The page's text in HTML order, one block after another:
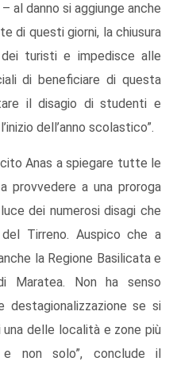
al danno si aggiunge anche
di questi giorni, la chiusura
turisti e impedisce alle
di beneficiare di questa
il disagio di studenti e
dell’anno scolastico”.
Anas a spiegare tutte le
provvedere a una proroga
dei numerosi disagi che
Tirreno. Auspico che a
la Regione Basilicata e
di Maratea. Non ha senso
destagionalizzazione se si
una delle località e zone più
non solo”, conclude il